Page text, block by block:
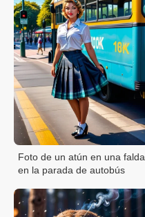
Foto de un atún en una falda
en la parada de autobús